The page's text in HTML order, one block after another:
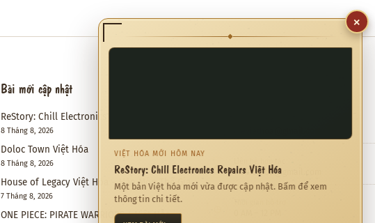
Bài mới cập nhật
ReStory: Chill Electronics Repairs Việt Hóa
8 Tháng 8, 2026
Doloc Town Việt Hóa
8 Tháng 8, 2026
House of Legacy Việt Hóa – Hào Môn Thế Gia
7 Tháng 8, 2026
ONE PIECE: PIRATE WARRIORS 4 Việt Hóa
❖ meviethoa@gmail.com
×
◆
VIỆT HÓA MỚI HÔM NAY
ReStory: Chill Electronics Repairs Việt Hóa
Một bản Việt hóa mới vừa được cập nhật. Bấm để xem
thông tin chi tiết.